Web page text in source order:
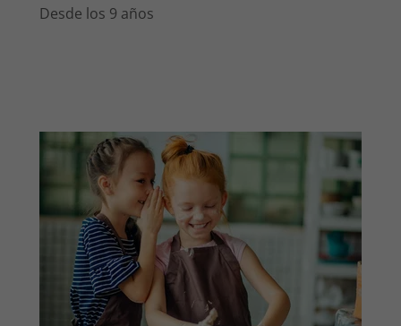
Desde los 9 años